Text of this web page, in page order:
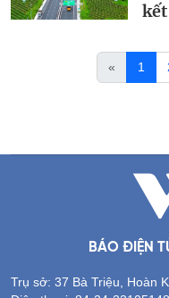
« 1
BÁO ĐIỆN
Trụ sở: 37 Bà Triệu, Hoàn